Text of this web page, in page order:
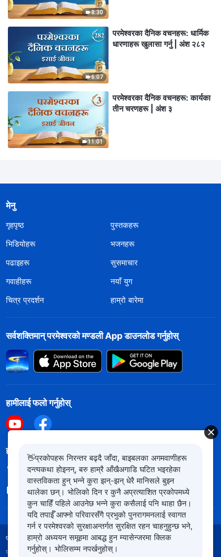
8:30
6:07
परमेश्‍वरका दैनिक वचनहरू: धार्मिक
धारणाहरू खुलासा गर्नु | अंश २८२
11:01
परमेश्‍वरका दैनिक वचनहरू: कार्यका
तीन चरणहरू | अंश ३
मेनु
गृहपृष्ठ
पुस्तकहरू
भिडियोहरू
भजनहरू
पढाइहरू
सुसमाचार
गवाहीहरू
नयाँ युग
चित्र प्रदर्शन
हाम्रो बारेमा
सर्वशक्तिमान्‌ परमेश्‍वरको मण्डली App डाउनलोड गर्नुहोस्
हामीलाई फलो गर्नुहोस्
हामीलाई सम्पर्क गर्नुहोस
+977-981-140-9021
contact.ne@kingdomsalvation.org
प्रयोगका शर्तहरू गोपनीयता नीति आभार
कुकिज नीति
प्रतिलिपि अधिकार © २०२६सर्वशक्तिमान्‌ परमेश्‍वरको मण्डली
👋प्रकोपहरू निरन्तर बढ्दै जाँदा, बाइबलका अगमवाणीहरू
दन्त्यकथा होइनन्, बरु हाम्रै आँखैअगाडि घटित भइरहेका
वास्तविकता हुन् भन्ने कुरा झन्-झन् धेरै मानिसले बुझ्न
थालेका छन्। भोलिको दिन र कुनै अप्रत्याशित प्रकोपमध्ये
कुन चाहिँ पहिले आउनेछ भन्ने कुरा कसैलाई पनि थाहा छैन।
यदि तपाईँ आफ्नो परिवारसँगै प्रभुको पुनरागमनलाई स्वागत
गर्न र परमेश्‍वरको सुरक्षाअन्तर्गत सुरक्षित रहन चाहनुहुन्छ भने,
हाम्रो अध्ययन समूहमा आबद्ध हुन म्यासेन्जरमा क्लिक
गर्नुहोस्। भोलिसम्म नपर्खनुहोस्।